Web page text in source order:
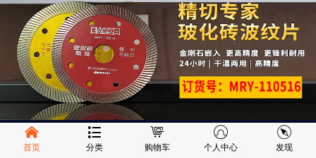
首页 分类 购物车 个人中心 发现